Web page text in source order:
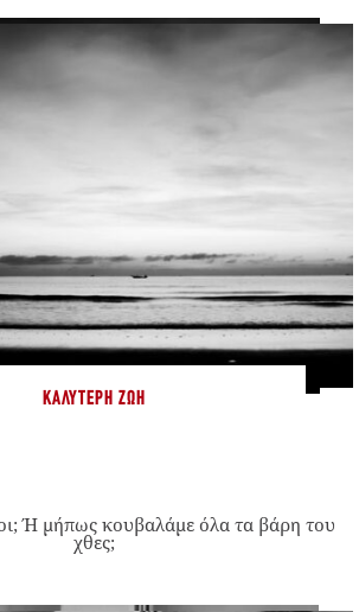
ΚΑΛΎΤΕΡΗ ΖΩΉ
Ή μήπως κουβαλάμε όλα τα βάρη του
χθες;